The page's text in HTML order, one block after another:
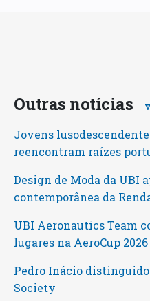
Outras notícias
Jovens
reencontram raízes
Design de Moda da UBI
contemporânea da
UBI Aeronautics Team
lugares na AeroCup 2026
Pedro Inácio distinguido
Society